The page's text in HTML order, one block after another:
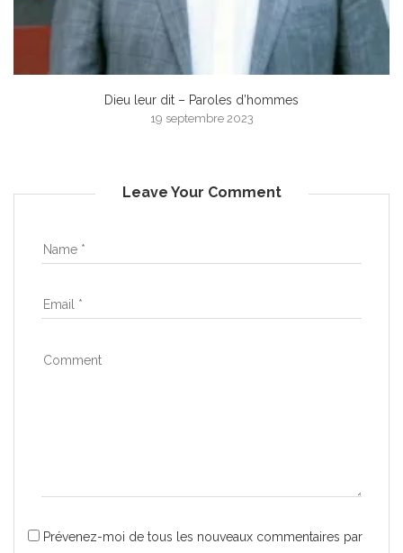
Dieu leur dit – Paroles d’hommes
19 septembre 2023
Leave Your Comment
Prévenez-moi de tous les nouveaux commentaires par